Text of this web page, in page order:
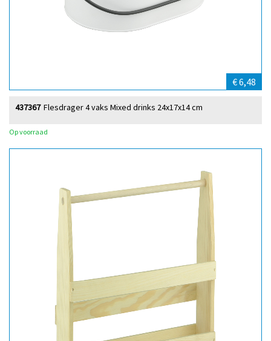
€ 6,48
Flesdrager 4 vaks Mixed drinks 24x17x14 cm
437367
Op voorraad